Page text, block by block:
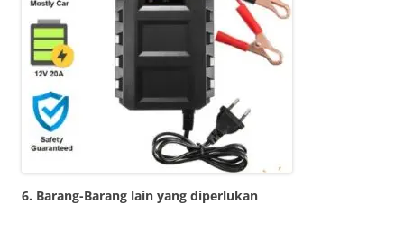
6. Barang-Barang lain yang diperlukan